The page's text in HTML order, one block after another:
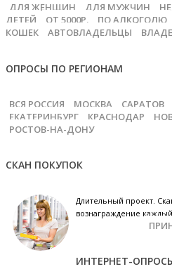
ДЛЯ ЖЕНЩИН ДЛЯ МУЖЧИН
ДЕТЕЙ
ОТ 5000Р. ПО АЛКОГОЛЮ
КОШЕК
АВТОВЛАДЕЛЬЦЫ
ОПРОСЫ ПО РЕГИОНАМ
ВСЯ РОССИЯ МОСКВА САРАТОВ
ЕКАТЕРИНБУРГ
КРАСНОДАР
РОСТОВ-НА-ДОНУ
СКАН ПОКУПОК
Длительный проект.
вознаграждение
ИНТЕРНЕТ-